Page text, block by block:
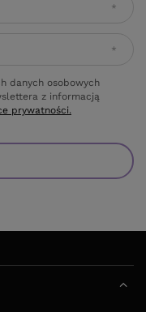
danych osobowych
z informacją
prywatności.